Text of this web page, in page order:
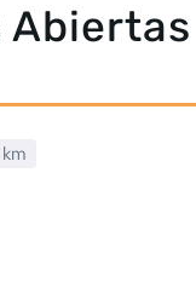
Abiertas